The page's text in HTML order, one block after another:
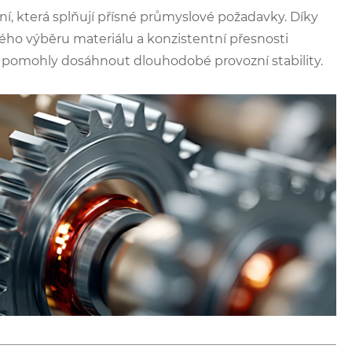
která splňují přísné průmyslové požadavky. Díky
výběru materiálu a konzistentní přesnosti
dosáhnout dlouhodobé provozní stability.